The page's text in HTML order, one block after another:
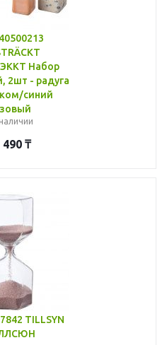
Набор
2шт - радуга
синий
490₸
TILLSYN